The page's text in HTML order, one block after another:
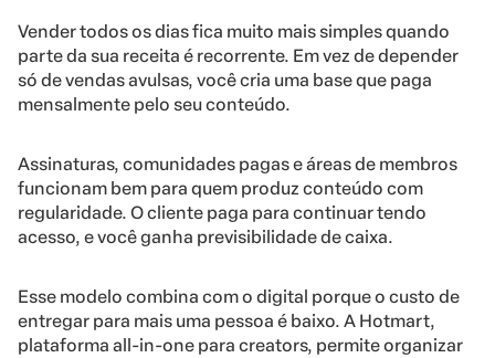
Vender todos os dias fica muito mais simples quando
parte da sua receita é recorrente. Em vez de depender
só de vendas avulsas, você cria uma base que paga
mensalmente pelo seu conteúdo.
Assinaturas, comunidades pagas e áreas de membros
funcionam bem para quem produz conteúdo com
regularidade. O cliente paga para continuar tendo
acesso, e você ganha previsibilidade de caixa.
Esse modelo combina com o digital porque o custo de
entregar para mais uma pessoa é baixo. A Hotmart,
plataforma all-in-one para creators, permite organizar